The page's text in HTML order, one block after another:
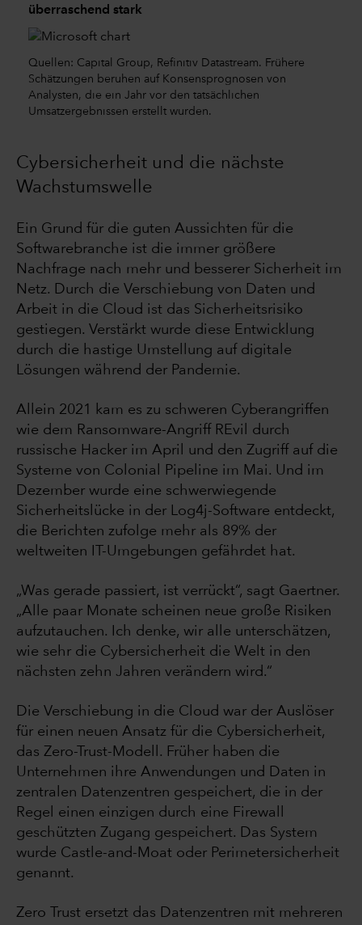
überraschend stark
Quellen: Capital Group, Refinitiv Datastream. Frühere
Schätzungen beruhen auf Konsensprognosen von
Analysten, die ein Jahr vor den tatsächlichen
Umsatzergebnissen erstellt wurden.
Cybersicherheit und die nächste
Wachstumswelle
Ein Grund für die guten Aussichten für die
Softwarebranche ist die immer größere
Nachfrage nach mehr und besserer Sicherheit im
Netz. Durch die Verschiebung von Daten und
Arbeit in die Cloud ist das Sicherheitsrisiko
gestiegen. Verstärkt wurde diese Entwicklung
durch die hastige Umstellung auf digitale
Lösungen während der Pandemie.
Allein 2021 kam es zu schweren Cyberangriffen
wie dem Ransomware-Angriff REvil durch
russische Hacker im April und den Zugriff auf die
Systeme von Colonial Pipeline im Mai. Und im
Dezember wurde eine schwerwiegende
Sicherheitslücke in der Log4j-Software entdeckt,
die Berichten zufolge mehr als 89% der
weltweiten IT-Umgebungen gefährdet hat.
„Was gerade passiert, ist verrückt“, sagt Gaertner.
„Alle paar Monate scheinen neue große Risiken
aufzutauchen. Ich denke, wir alle unterschätzen,
wie sehr die Cybersicherheit die Welt in den
nächsten zehn Jahren verändern wird.“
Die Verschiebung in die Cloud war der Auslöser
für einen neuen Ansatz für die Cybersicherheit,
das Zero-Trust-Modell. Früher haben die
Unternehmen ihre Anwendungen und Daten in
zentralen Datenzentren gespeichert, die in der
Regel einen einzigen durch eine Firewall
geschützten Zugang gespeichert. Das System
wurde Castle-and-Moat oder Perimetersicherheit
genannt.
Zero Trust ersetzt das Datenzentren mit mehreren